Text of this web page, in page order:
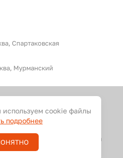
Спартаковская
Мурманский
и разъемов для аудио, видео и
cookie файлы
подробнее